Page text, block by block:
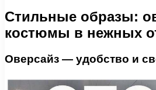
Стильные образы:
костюмы в нежных
Оверсайз — удобство и